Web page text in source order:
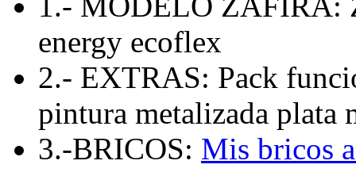
energy ecoflex
2.- EXTRAS: Pack
pintura metalizada plata
3.-BRICOS: Mis bricos